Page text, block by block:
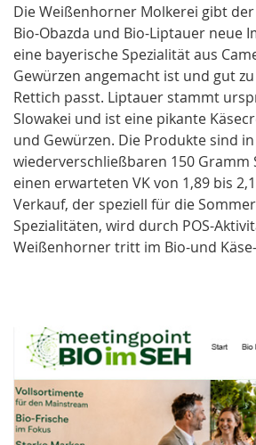
Die Weißenhorner Molkerei gibt
Bio-Obazda und Bio-Liptauer neue
eine bayerische Spezialität aus
Gewürzen angemacht ist und gut
Rettich passt. Liptauer stammt
Slowakei und ist eine pikante
und Gewürzen. Die Produkte sind
wiederverschließbaren 150 Gramm
einen erwarteten VK von 1,89 bis
Verkauf, der speziell für die
Spezialitäten, wird durch POS-
Weißenhorner tritt im Bio-und